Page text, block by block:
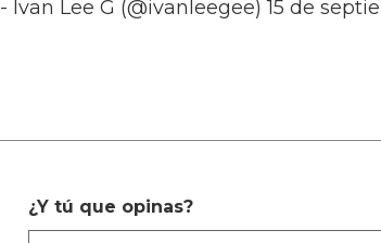
- Ivan Lee G (@ivanleegee) 15 de
¿Y tú que opinas?